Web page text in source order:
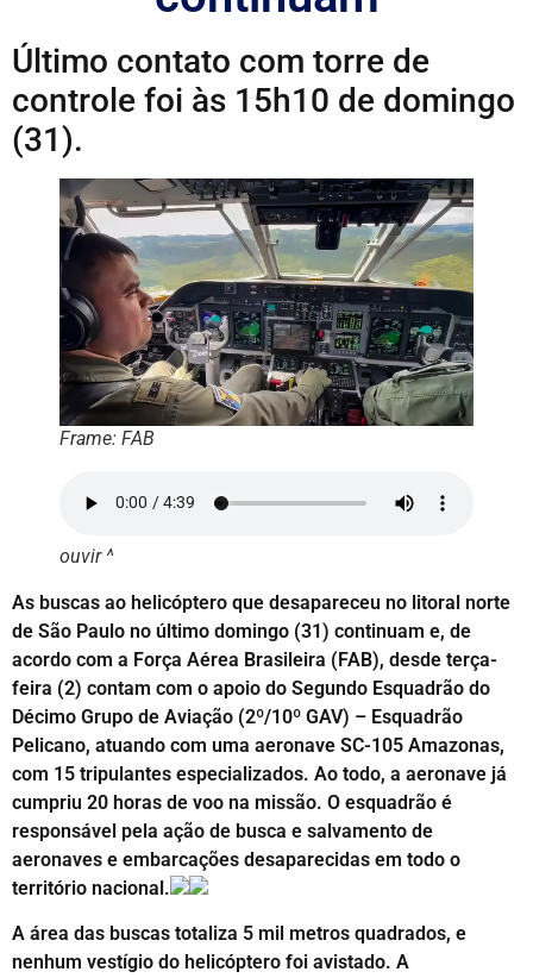
Último contato com torre de
controle foi às 15h10 de domingo
(31).
Frame: FAB
ouvir ^
As buscas ao helicóptero que desapareceu no litoral norte
de São Paulo no último domingo (31) continuam e, de
acordo com a Força Aérea Brasileira (FAB), desde terça-
feira (2) contam com o apoio do Segundo Esquadrão do
Décimo Grupo de Aviação (2º/10º GAV) – Esquadrão
Pelicano, atuando com uma aeronave SC-105 Amazonas,
com 15 tripulantes especializados. Ao todo, a aeronave já
cumpriu 20 horas de voo na missão. O esquadrão é
responsável pela ação de busca e salvamento de
aeronaves e embarcações desaparecidas em todo o
território nacional.
A área das buscas totaliza 5 mil metros quadrados, e
nenhum vestígio do helicóptero foi avistado. A